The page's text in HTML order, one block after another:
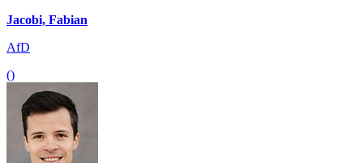
Jacobi, Fabian
AfD
()